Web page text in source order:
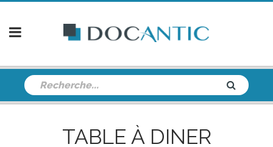
TABLE À DINER